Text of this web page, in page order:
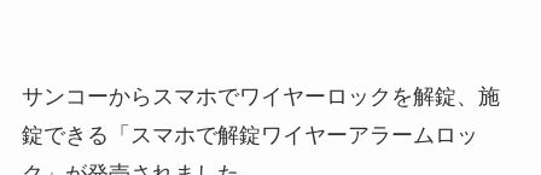
サンコーからスマホでワイヤーロックを解錠、施
錠できる「スマホで解錠ワイヤーアラームロッ